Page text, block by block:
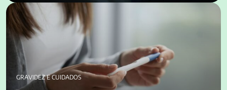
Você pode estar grávida sem saber? Entenda a gravidez
silenciosa!
GRAVIDEZ E CUIDADOS